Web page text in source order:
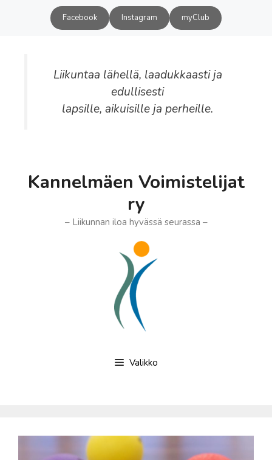
Facebook Instagram myClub
Liikuntaa lähellä, laadukkaasti ja
edullisesti
lapsille, aikuisille ja perheille.
Kannelmäen Voimistelijat
ry
– Liikunnan iloa hyvässä seurassa –
Valikko